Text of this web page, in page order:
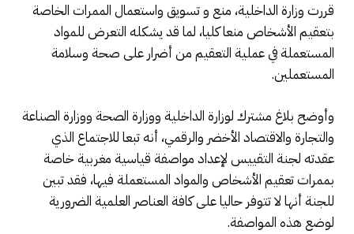
قررت وزارة الداخلية، منع و تسويق واستعمال الممرات الخاصة
بتعقيم الأشخاص منعا كليا، لما قد يشكله التعرض للمواد
المستعملة في عملية التعقيم من أضرار على صحة وسلامة
المستعملين.
وأوضح بلاغ مشترك لوزارة الداخلية ووزارة الصحة ووزارة الصناعة
والتجارة والاقتصاد الأخضر والرقمي، أنه تبعا للاجتماع الذي
عقدته لجنة التقييس لإعداد مواصفة قياسية مغربية خاصة
بممرات تعقيم الأشخاص والمواد المستعملة فيها، فقد تبين
للجنة أنها لا تتوفر حاليا على كافة العناصر العلمية الضرورية
لوضع هذه المواصفة.